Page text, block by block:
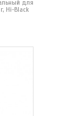
для
Hi-Black